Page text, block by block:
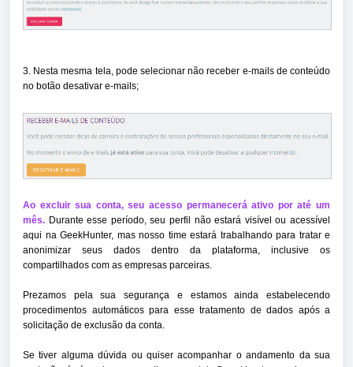
3. Nesta mesma tela, pode selecionar não receber e-mails de conteúdo
no botão desativar e-mails;
Ao excluir sua conta, seu acesso permanecerá ativo por até um
mês. Durante esse período, seu perfil não estará visível ou acessível
aqui na GeekHunter, mas nosso time estará trabalhando para tratar e
anonimizar seus dados dentro da plataforma, inclusive os
compartilhados com as empresas parceiras.
Prezamos pela sua segurança e estamos ainda estabelecendo
procedimentos automáticos para esse tratamento de dados após a
solicitação de exclusão da conta.
Se tiver alguma dúvida ou quiser acompanhar o andamento da sua